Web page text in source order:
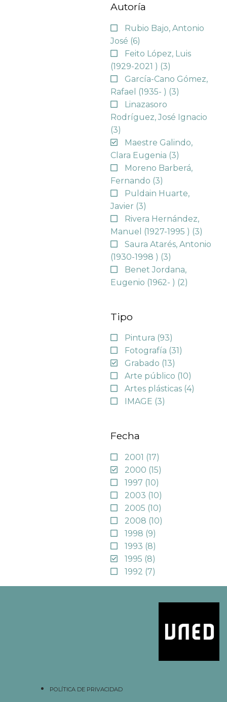
Autoría
Rubio Bajo, Antonio
José (6)
Feito López, Luis
(1929-2021 ) (3)
García-Cano Gómez,
Rafael (1935- ) (3)
Linazasoro
Rodríguez, José Ignacio
(3)
Maestre Galindo,
Clara Eugenia (3)
Moreno Barberá,
Fernando (3)
Puldain Huarte,
Javier (3)
Rivera Hernández,
Manuel (1927-1995 ) (3)
Saura Atarés, Antonio
(1930-1998 ) (3)
Benet Jordana,
Eugenio (1962- ) (2)
Tipo
Pintura (93)
Fotografía (31)
Grabado (13)
Arte público (10)
Artes plásticas (4)
IMAGE (3)
Fecha
2001 (17)
2000 (15)
1997 (10)
2003 (10)
2005 (10)
2008 (10)
1998 (9)
1993 (8)
1995 (8)
1992 (7)
POLÍTICA DE PRIVACIDAD